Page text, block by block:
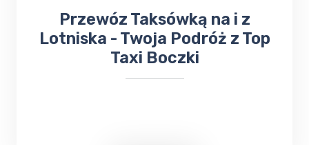
​Przewóz Taksówką na i z
Lotniska - Twoja Podróż z Top
Taxi Boczki